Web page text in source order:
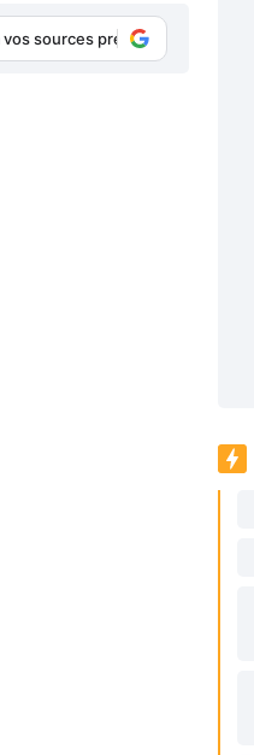
sources préférées